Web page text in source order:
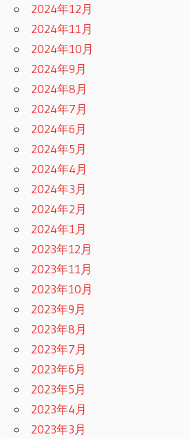
2024年12月
2024年11月
2024年10月
2024年9月
2024年8月
2024年7月
2024年6月
2024年5月
2024年4月
2024年3月
2024年2月
2024年1月
2023年12月
2023年11月
2023年10月
2023年9月
2023年8月
2023年7月
2023年6月
2023年5月
2023年4月
2023年3月